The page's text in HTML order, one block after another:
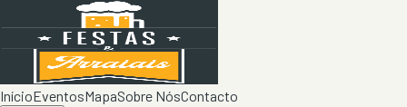
InícioEventosMapaSobre NósContacto